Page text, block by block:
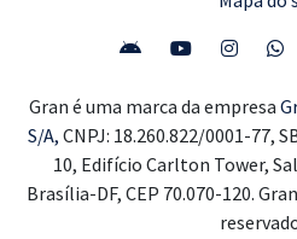
Gran é uma marca da empresa
S/A, CNPJ: 18.260.822/0001-77,
10, Edifício Carlton Tower,
Brasília-DF, CEP 70.070-120.